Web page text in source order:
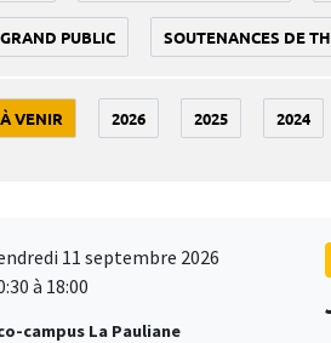
GRAND PUBLIC SOUTENANCES DE
À VENIR 2026 2025 2024
11 septembre 2026
à 18:00
campus La Pauliane